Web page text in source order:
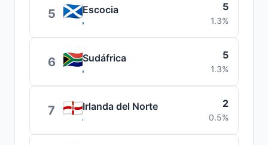
5 Escocia 5
1.3%
6 Sudáfrica 5
1.3%
7 Irlanda del Norte 2
0.5%